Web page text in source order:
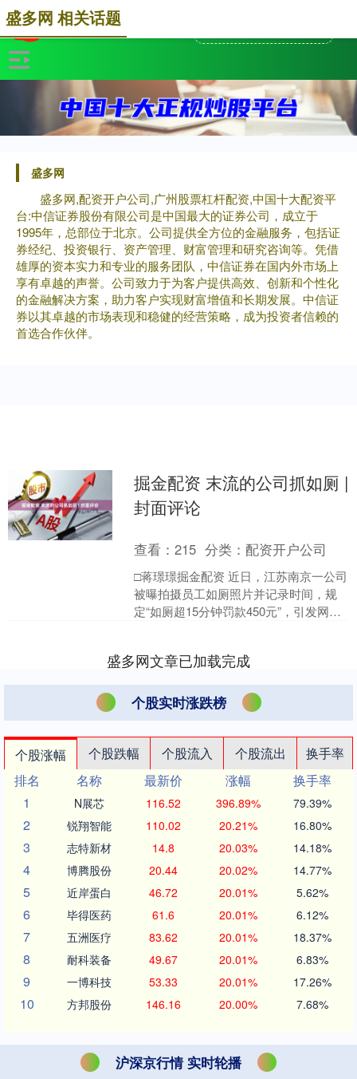
盛多网
盛多网,配资开户公司,广州股票杠杆配资,中国十大配资平
台:中信证券股份有限公司是中国最大的证券公司，成立于
1995年，总部位于北京。公司提供全方位的金融服务，包括证
券经纪、投资银行、资产管理、财富管理和研究咨询等。凭借
雄厚的资本实力和专业的服务团队，中信证券在国内外市场上
享有卓越的声誉。公司致力于为客户提供高效、创新和个性化
的金融解决方案，助力客户实现财富增值和长期发展。中信证
券以其卓越的市场表现和稳健的经营策略，成为投资者信赖的
首选合作伙伴。
盛多网 相关话题
掘金配资 末流的公司抓如厕 |
封面评论
查看：215 分类：配资开户公司
□蒋璟璟掘金配资 近日，江苏南京一公司
被曝拍摄员工如厕照片并记录时间，规
定“如厕超15分钟罚款450元”，引发网友
盛多网文章已加载完成
个股实时涨跌榜
个股涨幅 个股跌幅 个股流入 个股流出
换手率
排名
名称 最新价 涨幅
换手率
1
N展芯 116.52 396.89% 79.39%
2 锐翔智能 110.02 20.21% 16.80%
3 志特新材 14.8 20.03% 14.18%
4 博腾股份 20.44 20.02% 14.77%
5 近岸蛋白 46.72 20.01% 5.62%
6 毕得医药 61.6 20.01% 6.12%
7 五洲医疗 83.62 20.01% 18.37%
8 耐科装备 49.67 20.01% 6.83%
9 一博科技 53.33 20.01% 17.26%
10 方邦股份 146.16 20.00% 7.68%
沪深京行情 实时轮播